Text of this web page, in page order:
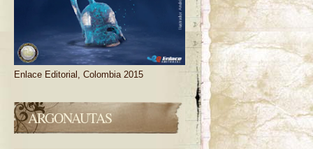
Enlace Editorial, Colombia 2015
ARGONAUTAS